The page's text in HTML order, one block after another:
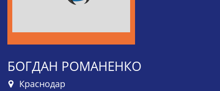
БОГДАН РОМАНЕНКО
Краснодар